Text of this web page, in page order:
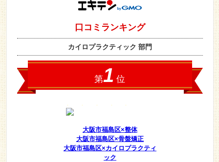
大阪市福島区×整体
大阪市福島区×骨盤矯正
大阪市福島区×カイロプラクティ
ック